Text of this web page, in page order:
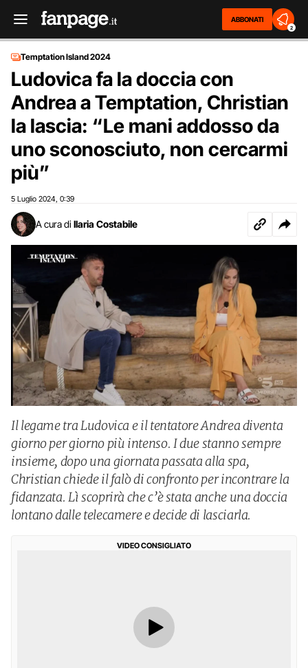
ABBONATI
2
Temptation Island 2024
Ludovica fa la doccia con
Andrea a Temptation, Christian
la lascia: “Le mani addosso da
uno sconosciuto, non cercarmi
più”
5 Luglio 2024 0:39
A cura di Ilaria Costabile
Il legame tra Ludovica e il tentatore Andrea diventa
giorno per giorno più intenso. I due stanno sempre
insieme, dopo una giornata passata alla spa,
Christian chiede il falò di confronto per incontrare la
fidanzata. Lì scoprirà che c’è stata anche una doccia
lontano dalle telecamere e decide di lasciarla.
VIDEO CONSIGLIATO